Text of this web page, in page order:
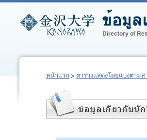
หน้าแรก ตารางแสดงโดยแบ่งตาม